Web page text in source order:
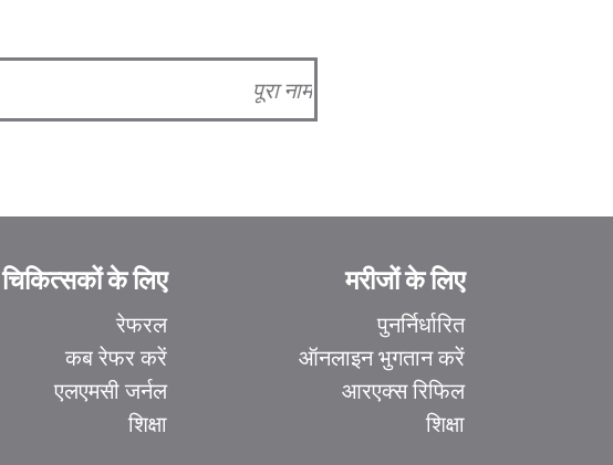
मरीजों के लिए
पुनर्निर्धारित
ऑनलाइन भुगतान करें
आरएक्स रिफिल
शिक्षा
चिकित्सकों के लिए
रेफरल
कब रेफर करें
एलएमसी जर्नल
शिक्षा